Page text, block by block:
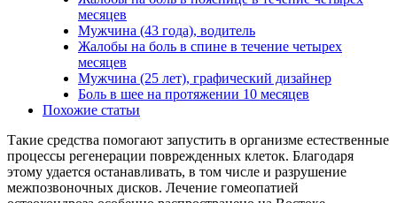
месяцев
Мужчина (43 года), водитель
Жалобы на боль в спине в течение четырех
месяцев
Мужчина (25 лет), графический дизайнер
Боль в шее на протяжении 10 месяцев
Похожие статьи
Такие средства помогают запустить в организме естественные
процессы регенерации поврежденных клеток. Благодаря
этому удается останавливать, в том числе и разрушение
межпозвоночных дисков. Лечение гомеопатией